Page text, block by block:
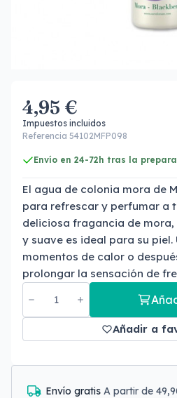
4,95 €
Impuestos incluidos
Referencia 54102MFP098
Envío en 24-72h tras la
El agua de colonia mora de
para refrescar y perfumar a
deliciosa fragancia de
y suave es ideal para su piel.
momentos de calor o
prolongar la sensación de
Añadir a
Envío gratis A partir de